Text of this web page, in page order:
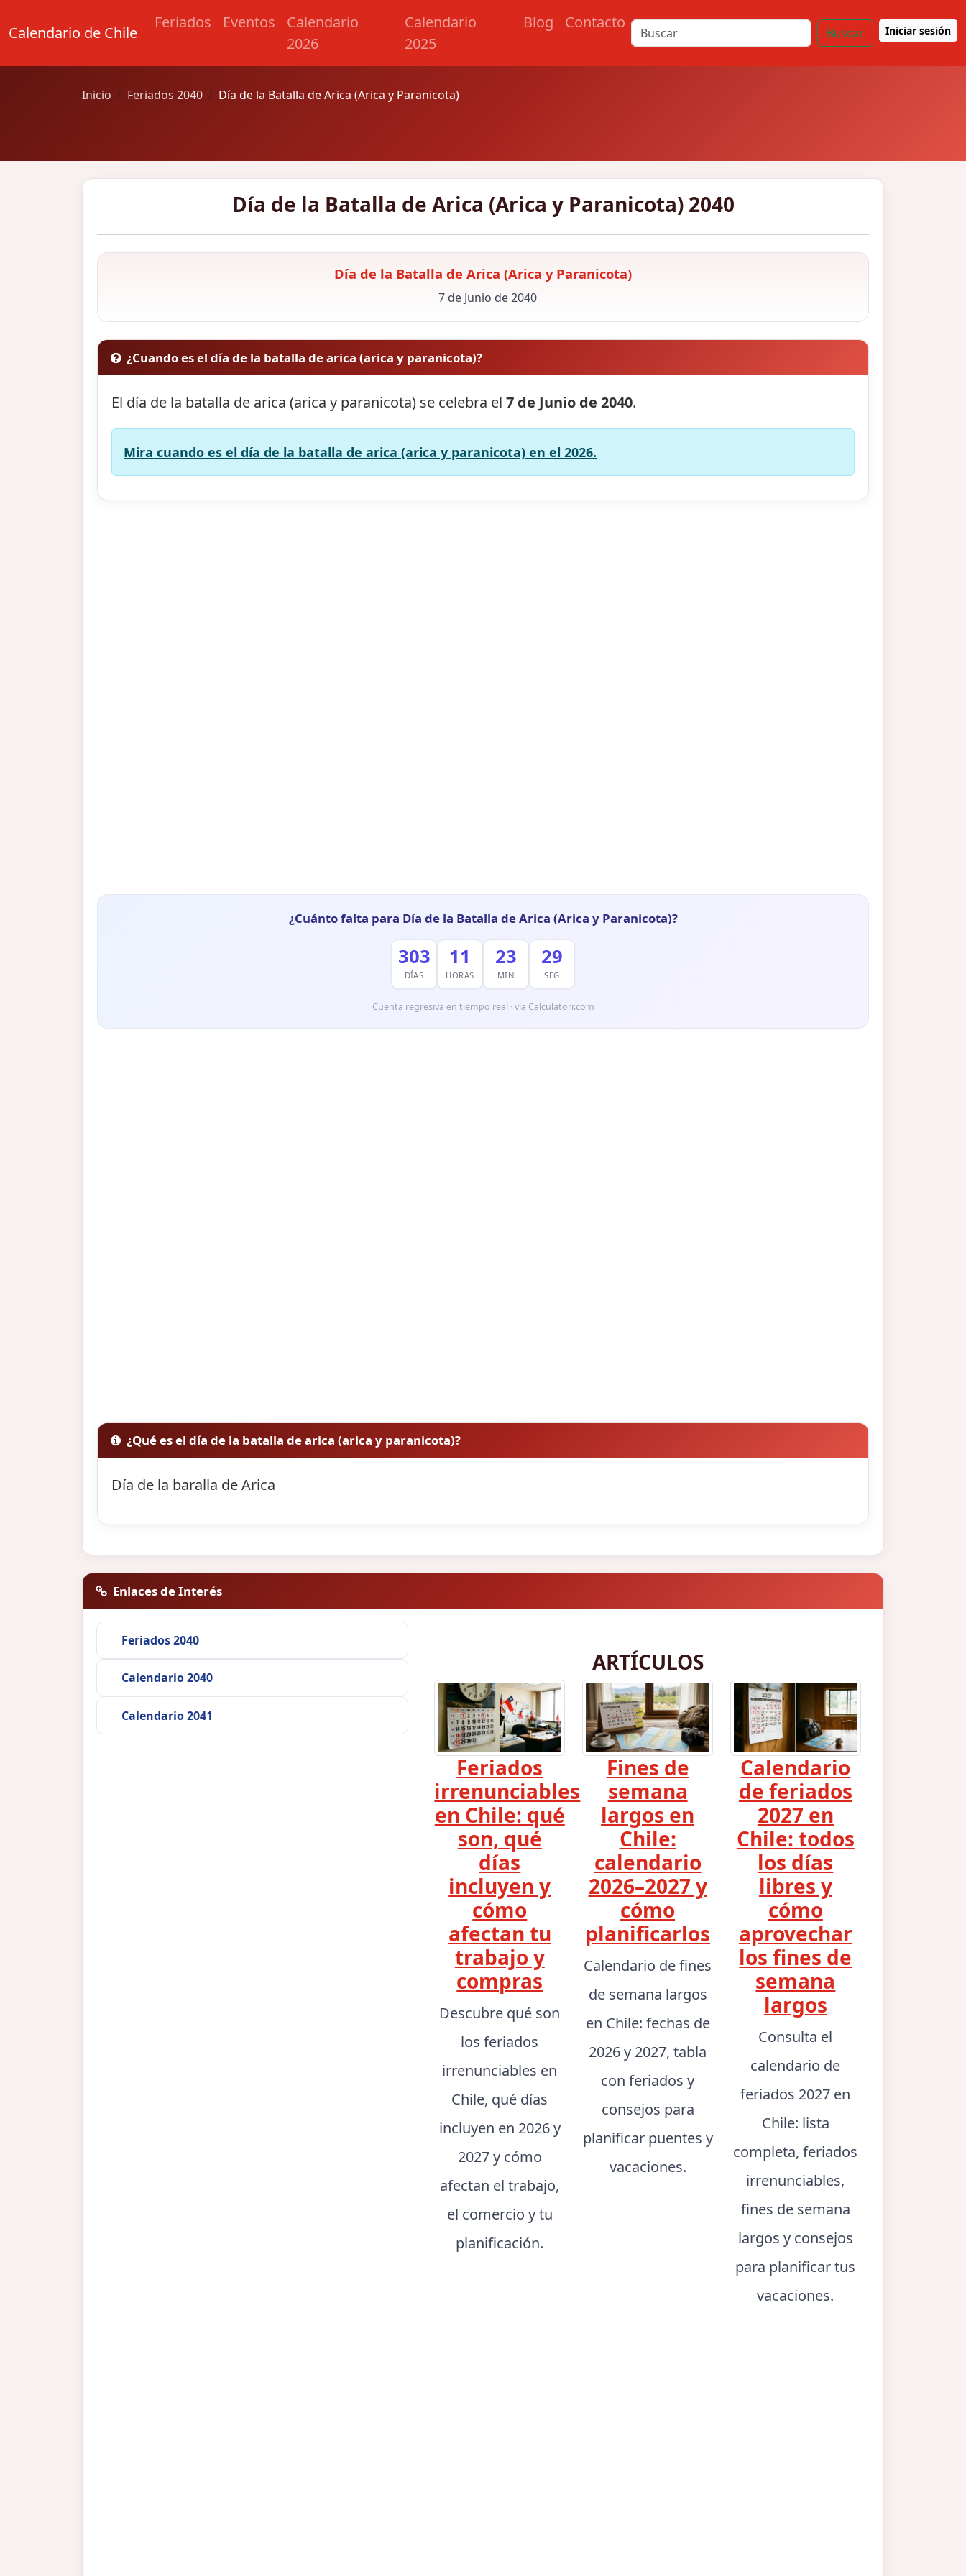
Calendario de Chile
Feriados Eventos
Calendario
2026
Calendario
2025
Blog Contacto
Buscar Iniciar sesión
Inicio Feriados 2040 Día de la Batalla de Arica (Arica y Paranicota)
Día de la Batalla de Arica (Arica y Paranicota) 2040
Día de la Batalla de Arica (Arica y Paranicota)
7 de Junio de 2040
¿Cuando es el día de la batalla de arica (arica y paranicota)?
El día de la batalla de arica (arica y paranicota) se celebra el7 de Junio de 2040.
Mira cuando es el día de la batalla de arica (arica y paranicota) en el 2026.
¿Cuánto falta para Día de la Batalla de Arica (Arica y Paranicota)?
303
DÍAS
11
HORAS
23
MIN
28
SEG
Cuenta regresiva en tiempo real · vía Calculatorr.com
¿Qué es el día de la batalla de arica (arica y paranicota)?
Día de la baralla de Arica
Enlaces de Interés
Feriados 2040
Calendario 2040
Calendario 2041
ARTÍCULOS
Feriados
irrenunciables
en Chile: qué
son, qué
días
incluyen y
cómo
afectan tu
trabajo y
compras
Descubre qué son
los feriados
irrenunciables en
Chile, qué días
incluyen en 2026 y
2027 y cómo
afectan el trabajo,
el comercio y tu
planificación.
Fines de
semana
largos en
Chile:
calendario
2026–2027 y
cómo
planificarlos
Calendario de fines
de semana largos
en Chile: fechas de
2026 y 2027, tabla
con feriados y
consejos para
planificar puentes y
vacaciones.
Calendario
de feriados
2027 en
Chile: todos
los días
libres y
cómo
aprovechar
los fines de
semana
largos
Consulta el
calendario de
feriados 2027 en
Chile: lista
completa, feriados
irrenunciables,
fines de semana
largos y consejos
para planificar tus
vacaciones.